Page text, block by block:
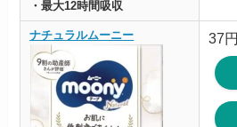
・最大12時間吸収
ナチュラルムーニー 37円